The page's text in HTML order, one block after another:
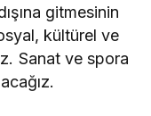
gitmesinin
kültürel ve
Sanat ve spora